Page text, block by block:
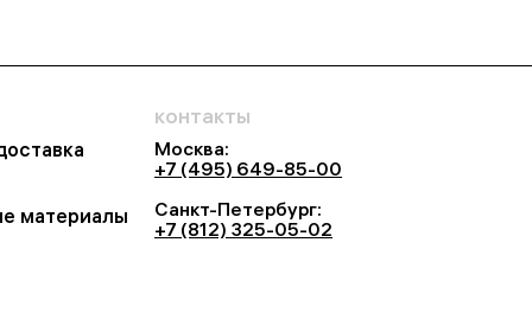
материалы
контакты
Москва:
+7 (495) 649-85-00
Санкт-Петербург:
+7 (812) 325-05-02